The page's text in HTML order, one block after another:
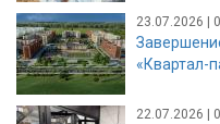
23.07.2026 |
«Квартал-
22.07.2026 |